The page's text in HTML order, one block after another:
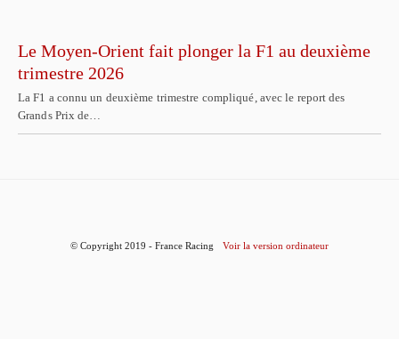
Le Moyen-Orient fait plonger la F1 au deuxième
trimestre 2026
La F1 a connu un deuxième trimestre compliqué, avec le report des
Grands Prix de…
© Copyright 2019 - France Racing Voir la version ordinateur